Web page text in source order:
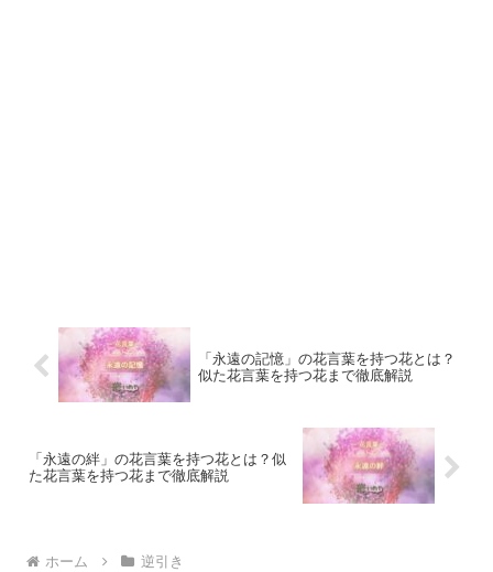
「永遠の記憶」の花言葉を持つ花とは？
似た花言葉を持つ花まで徹底解説
「永遠の絆」の花言葉を持つ花とは？似
た花言葉を持つ花まで徹底解説
ホーム 逆引き